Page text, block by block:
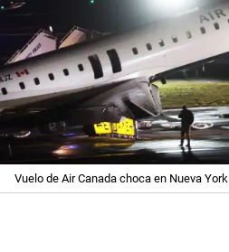
Vuelo de Air Canada choca en Nueva York